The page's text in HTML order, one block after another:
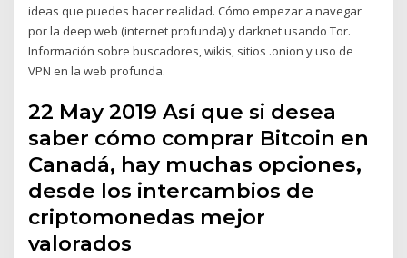
ideas que puedes hacer realidad. Cómo empezar a navegar
por la deep web (internet profunda) y darknet usando Tor.
Información sobre buscadores, wikis, sitios .onion y uso de
VPN en la web profunda.
22 May 2019 Así que si desea
saber cómo comprar Bitcoin en
Canadá, hay muchas opciones,
desde los intercambios de
criptomonedas mejor
valorados